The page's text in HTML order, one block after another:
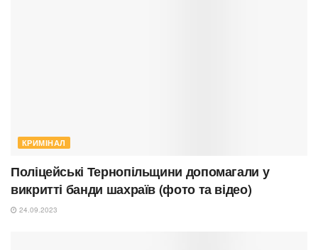
КРИМІНАЛ
Поліцейські Тернопільщини допомагали у
викритті банди шахраїв (фото та відео)
24.09.2023